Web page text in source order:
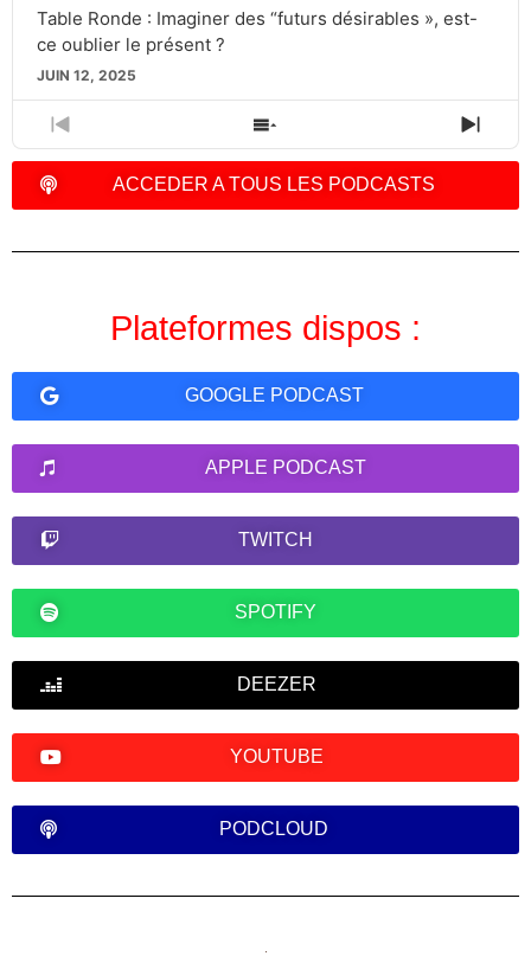
Table Ronde : Imaginer des “futurs désirables », est-
ce oublier le présent ?
JUIN 12, 2025
PREVIOUS
EPISODE
SHOW
EPISODES
LIST
NEXT
ACCEDER A TOUS LES PODCASTS
Plateformes dispos :
GOOGLE PODCAST
APPLE PODCAST
TWITCH
SPOTIFY
DEEZER
YOUTUBE
PODCLOUD